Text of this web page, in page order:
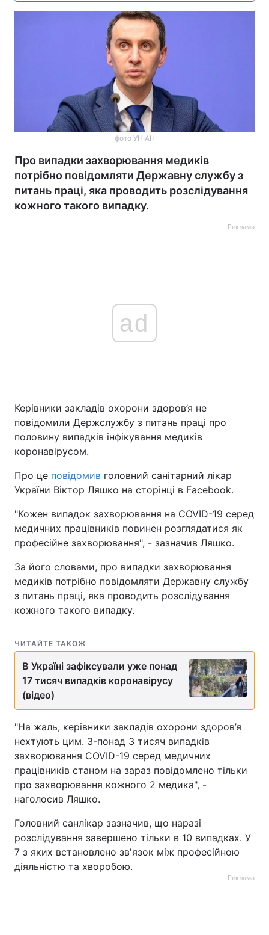
фото УНІАН
Про випадки захворювання медиків
потрібно повідомляти Державну службу з
питань праці, яка проводить розслідування
кожного такого випадку.
Реклама
ad
Керівники закладів охорони здоров’я не
повідомили Держслужбу з питань праці про
половину випадків інфікування медиків
коронавірусом.
Про це повідомив головний санітарний лікар
України Віктор Ляшко на сторінці в Facebook.
"Кожен випадок захворювання на COVID-19 серед
медичних працівників повинен розглядатися як
професійне захворювання", - зазначив Ляшко.
За його словами, про випадки захворювання
медиків потрібно повідомляти Державну службу
з питань праці, яка проводить розслідування
кожного такого випадку.
ЧИТАЙТЕ ТАКОЖ
В Україні зафіксували уже понад
17 тисяч випадків коронавірусу
(відео)
"На жаль, керівники закладів охорони здоров’я
нехтують цим. З-понад 3 тисяч випадків
захворювання COVID-19 серед медичних
працівників станом на зараз повідомлено тільки
про захворювання кожного 2 медика", -
наголосив Ляшко.
Головний санлікар зазначив, що наразі
розслідування завершено тільки в 10 випадках. У
7 з яких встановлено зв'язок між професійною
діяльністю та хворобою.
Реклама